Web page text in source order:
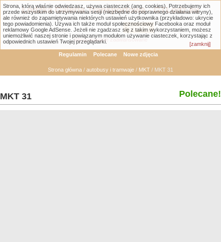
Łódzka Galeria Transportowa - GTLodz.eu
Wyszukiwanie zaawansowane
Regulamin Polecane Nowe zdjęcia
Strona główna / autobusy i tramwaje / MKT / MKT 31
Polecane!
MKT 31
Strona, którą właśnie odwiedzasz, używa ciasteczek (ang. cookies). Potrzebujemy ich
przede wszystkim do utrzymywania sesji (niezbędne do poprawnego działania witryny),
ale również do zapamiętywania niektórych ustawień użytkownika (przykładowo: ukrycie
tego powiadomienia). Używa ich także moduł społecznościowy Facebooka oraz moduł
reklamowy Google AdSense. Jeżeli nie zgadzasz się z takim wykorzystaniem, możesz
uniemożliwić naszej stronie i powiązanym modułom używanie ciasteczek, korzystając z
odpowiednich ustawień Twojej przeglądarki.
[zamknij]